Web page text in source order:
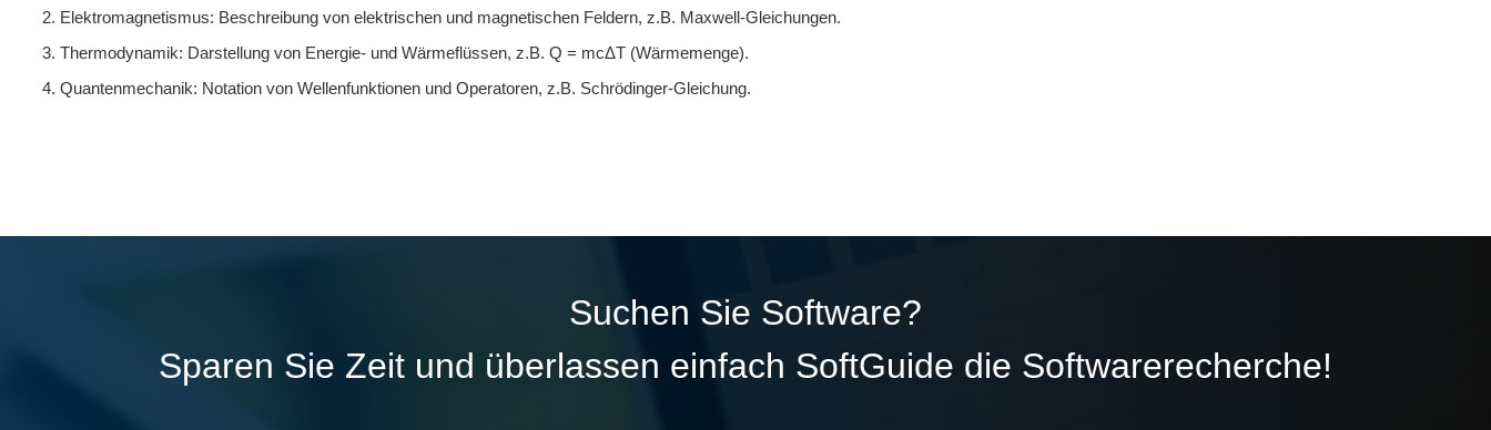
Elektromagnetismus: Beschreibung von elektrischen und magnetischen Feldern, z.B. Maxwell-Gleichungen.
Thermodynamik: Darstellung von Energie- und Wärmeflüssen, z.B. Q = mcΔT (Wärmemenge).
Quantenmechanik: Notation von Wellenfunktionen und Operatoren, z.B. Schrödinger-Gleichung.
Suchen Sie Software?
Sparen Sie Zeit und überlassen einfach SoftGuide die Softwarerecherche!